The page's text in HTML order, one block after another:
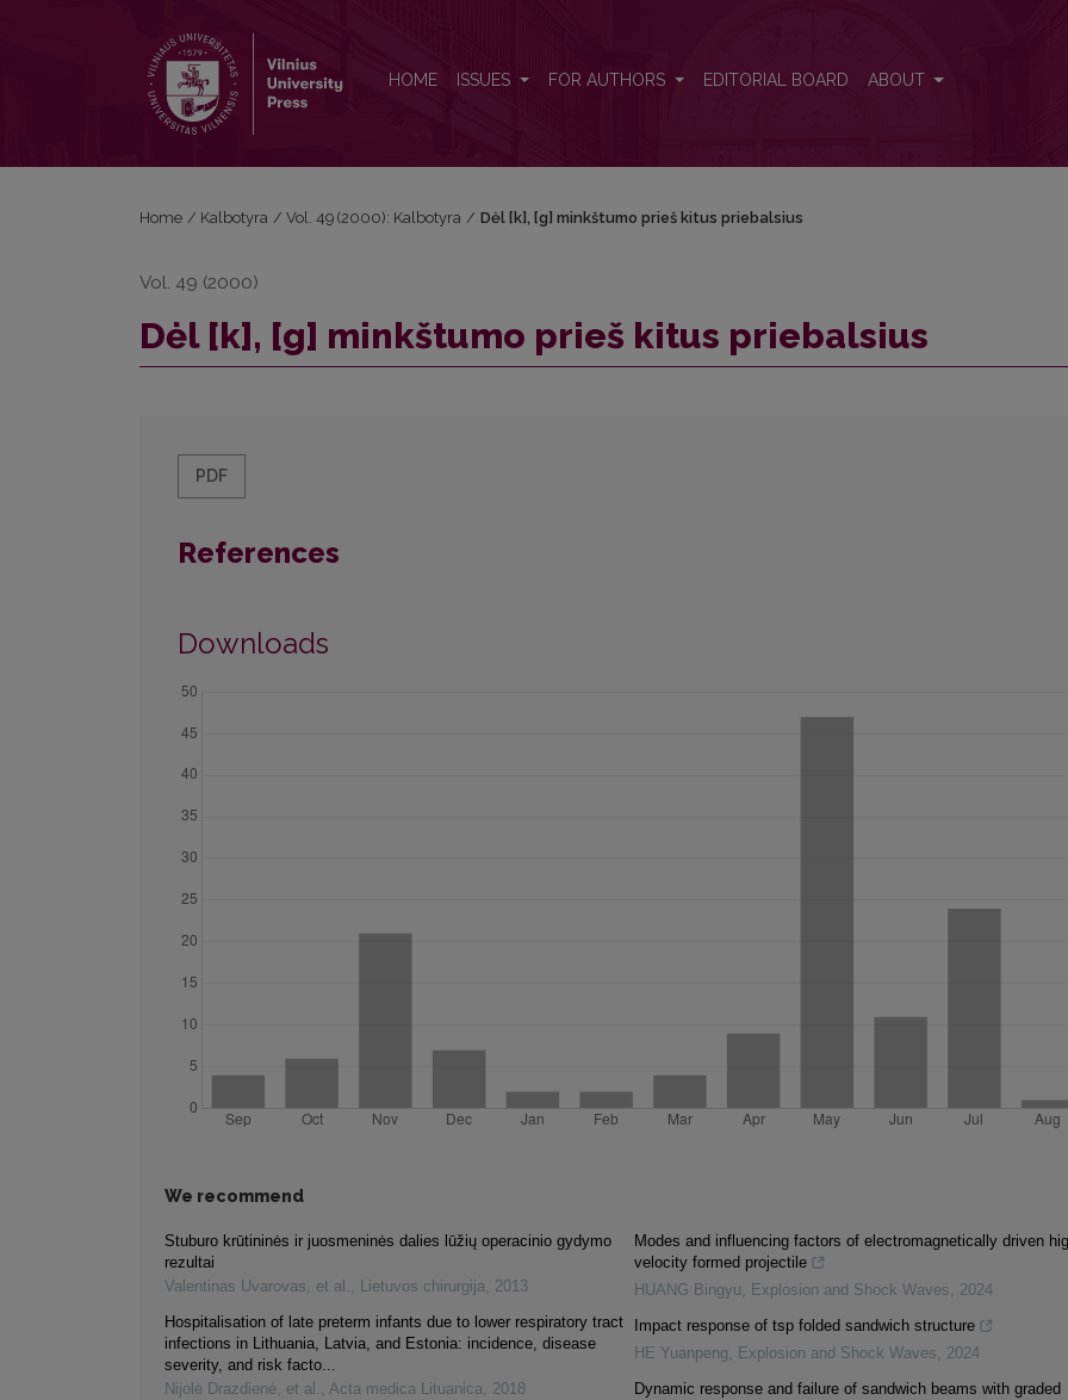
HOME ISSUES FOR AUTHORS EDITORIAL BOARD ABOUT
Home / Kalbotyra / Vol. 49 (2000): Kalbotyra / Dėl [k], [g] minkštumo prieš kitus priebalsius
Vol. 49 (2000)
Dėl [k], [g] minkštumo prieš kitus priebalsius
PDF
References
Downloads
We recommend
Stuburo krūtininės ir juosmeninės dalies lūžių operacinio gydymo
rezultai
Valentinas Uvarovas, et al. , Lietuvos chirurgija, 2013
Hospitalisation of late preterm infants due to lower respiratory tract
infections in Lithuania, Latvia, and Estonia: incidence, disease
severity, and risk facto...
Nijolė Drazdienė, et al. , Acta medica Lituanica, 2018
Modes and influencing factors of electromagnetically driven
velocity formed projectile
HUANG Bingyu, Explosion and Shock Waves, 2024
Impact response of tsp folded sandwich structure
HE Yuanpeng, Explosion and Shock Waves, 2024
Dynamic response and failure of sandwich beams with graded